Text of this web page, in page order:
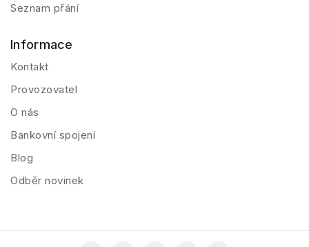
Seznam přání
Informace
Kontakt
Provozovatel
O nás
Bankovní spojení
Blog
Odběr novinek